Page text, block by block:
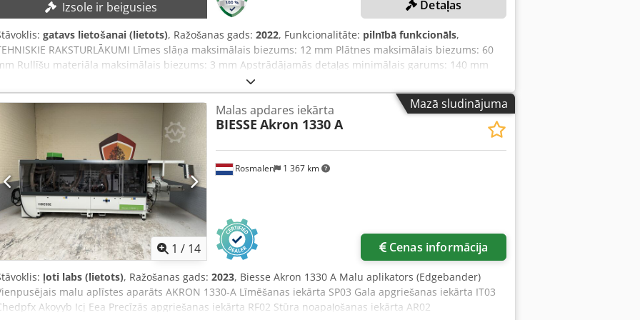
granulētas EVA un PUR līmes • Līmes tvertnes tilpums: 1,5 kg • Spiediena zona • 1 piedziņots spiediena
veltnis, Ø 100 mm, neatkarīgi regulējams spiediens • 2. un 3. nedzinamie spiedvārpsti, Ø 60 mm, ar
pārklājumu, pretēji koniski, pneimatiski regulējami • Galu nogriešanas vienība IT-70-S • Divi
motori, katrs 0,8 kW, 12 000 apgr./min • Taisna (0°) vai slīpa nogriešana, regulējama 0°–
15° • Antistatiskā/dzesējošā šķidruma izsmidzināšanas vienība gala apgriešanai • Smalkās frēzēšanas
vienība RF02 • Divi augstfrekvences motori, katrs ar jaudu 0,65 kW, 12 000 apgr./min • Stūru noapaļošanas
• Divi augstfrekvences motori, katrs ar jaudu 0,65 kW, 12 000 apgr./min • Taisniem un
postforming/softforming profiliem ar 90° un 180° stūriem • Malas skrāpēšanas agregāts RB02 • Manuāla
pārslēgšanās starp diviem apstrādājamiem profiliem • Līmes savienojumu skrāpēšanas vienība RC02
Cedozmglwepfx Ak Eoha • Pulēšanas vienība SZ02 • Divi motori, katrs 0,37 kW, 2800 apgr./min • Karstā
gaisa pūtēja vienība PH-501 • Jauda: 2 kW; nepārtraukti regulējama temperatūras kontrole
Izsole ir beigusies
Detaļas
gatavs lietošanai (lietots), Ražošanas gads: 2022, Funkcionalitāte: pilnībā funkcionāls,
RAKSTURLĀKUMI Līmes slāņa maksimālais biezums: 12 mm Plātnes maksimālais biezums: 60
Rullīšu materiāla maksimālais biezums: 3 mm Apstrādājamās detaļas minimālais garums: 140 mm
Apstrādājamās detaļas minimālais platums: 50 mm Padeves ātrums: 12–18 m/min. Padeves ātrums:
regulēšana. Augstuma regulēšana: ar motoru. Līmēšanas sistēma: granulas. Līmes tvertne:
augšpusē. Zāģēšanas bloks: 2 motori. Leņķu kopēšanas bloks: 2 motori. Malu apstrādes/rādiusa/šķautņu
stacijas: 1. Izpildījums: kreisās puses mašīna. MAŠĪNAS RAKSTURLĀKUMI Vadības ierīce: BIESSE SMART
TOUCH 23". Kopējā pieslēguma jauda: 13 kW. Izmēri un svars Chjdpfxozktque Ak Eja Mašīnas garums:
5610 mm. Svars: apmēram 2250 kg. APRĪKOJUMS Spiedes rullis Ātras maiņas līmes tvertne Piemērota PUR
līmēm Lentu magazīna Smilcināšanas ierīce Frēzēšanas bloks Priekšsildīšanas zona Spiedes zona: NC
Profila velmēšanas nazis, plakana virsma Slīpēšanas bloks Nesting aprīkojums NC ass(-es) Profila
maiņa: automātiski Atbilstības marķējums: CE marķējums, EAC marķējums.
Mazā sludinājuma
1 / 14
Rosmalen 1 367 km
Malas apdares iekārta
BIESSE Akron 1330 A
Cenas informācija
ļoti labs (lietots), Ražošanas gads: 2023, Biesse Akron 1330 A Malu aplikators (Edgebander)
malu aplīstes aparāts AKRON 1330-A Līmēšanas iekārta SP03 Gala apgriešanas iekārta IT03
Akoyyb Icj Eea Precīzās apgriešanas iekārta RF02 Stūra noapaļošanas iekārta AR02